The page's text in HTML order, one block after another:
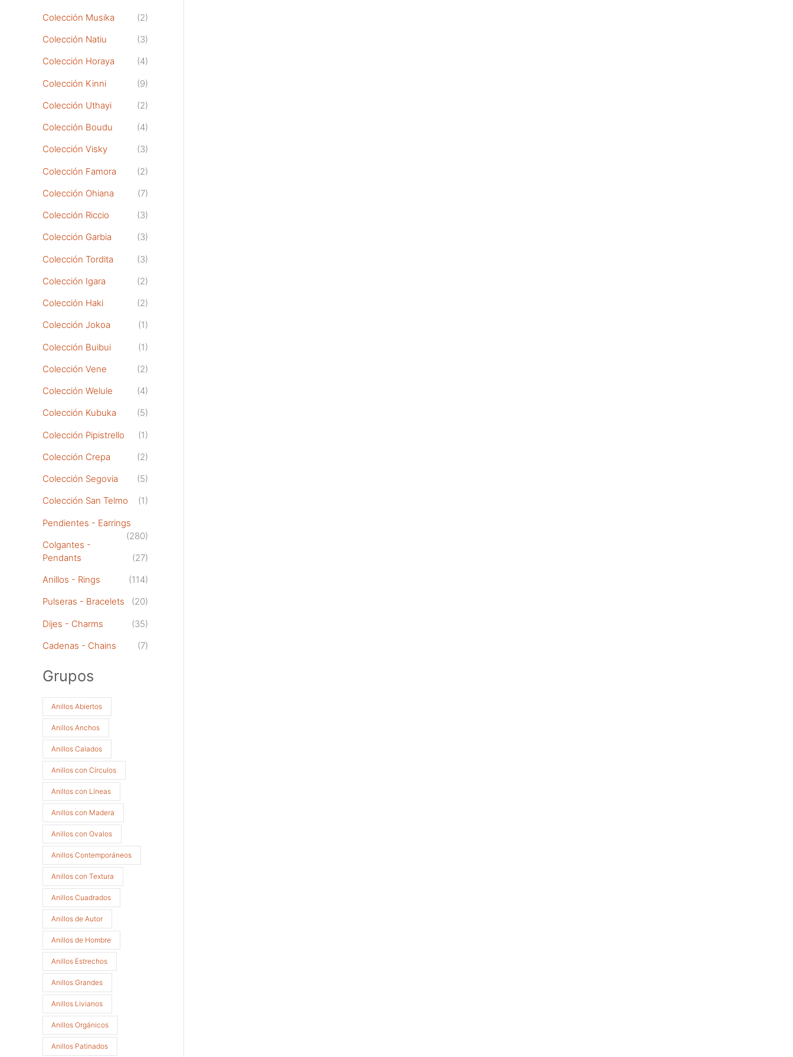
Colección Musika
(2)
Colección Natiu
(3)
Colección Horaya
(4)
Colección Kinni
(9)
Colección Uthayi
(2)
Colección Boudu
(4)
Colección Visky
(3)
Colección Famora
(2)
Colección Ohiana
(7)
Colección Riccio
(3)
Colección Garbia
(3)
Colección Tordita
(3)
Colección Igara
(2)
Colección Haki
(2)
Colección Jokoa
(1)
Colección Buibui
(1)
Colección Vene
(2)
Colección Welule
(4)
Colección Kubuka
(5)
Colección Pipistrello
(1)
Colección Crepa
(2)
Colección Segovia
(5)
Colección San Telmo
(1)
Pendientes - Earrings
(280)
Colgantes -
Pendants
(27)
Anillos - Rings
(114)
Pulseras - Bracelets
(20)
Dijes - Charms
(35)
Cadenas - Chains
(7)
Grupos
Anillos Abiertos
Anillos Anchos
Anillos Calados
Anillos con Círculos
Anillos con Líneas
Anillos con Madera
Anillos con Ovalos
Anillos Contemporáneos
Anillos con Textura
Anillos Cuadrados
Anillos de Autor
Anillos de Hombre
Anillos Estrechos
Anillos Grandes
Anillos Livianos
Anillos Orgánicos
Anillos Patinados